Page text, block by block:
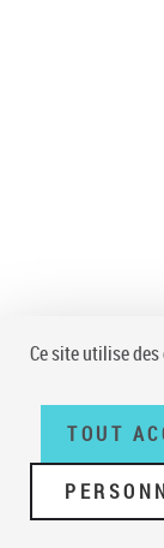
Ce site utilise
TOUT